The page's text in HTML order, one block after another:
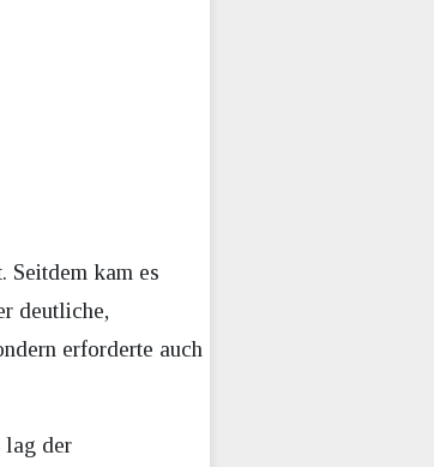
Seitdem kam es
deutliche,
erforderte auch
lag der